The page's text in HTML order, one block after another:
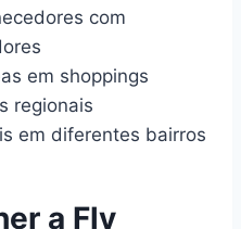
com
em shoppings
regionais
em diferentes bairros
a Fly